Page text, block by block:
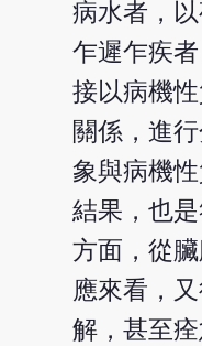
病水者，
乍遲乍疾
接以病機
關係，進
象與病機
結果，也
方面，從
應來看，
解，甚至